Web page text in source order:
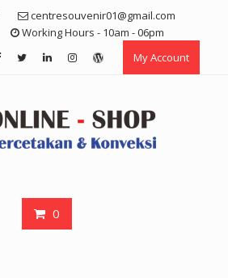
centresouvenir01@gmail.com
Working Hours - 10am - 06pm
My Account
0